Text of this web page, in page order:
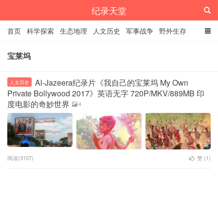
纪录天堂
首页 科学探索 生态地理 人文历史 军事战争 野外生存
经典纪录
宝莱坞
人文历史
Al-Jazeera纪录片《我自己的宝莱坞 My Own
Private Bollywood 2017》英语无字 720P/MKV/889MB 印
度电影的奇妙世界
4
阅读(3107) 赞 (1)